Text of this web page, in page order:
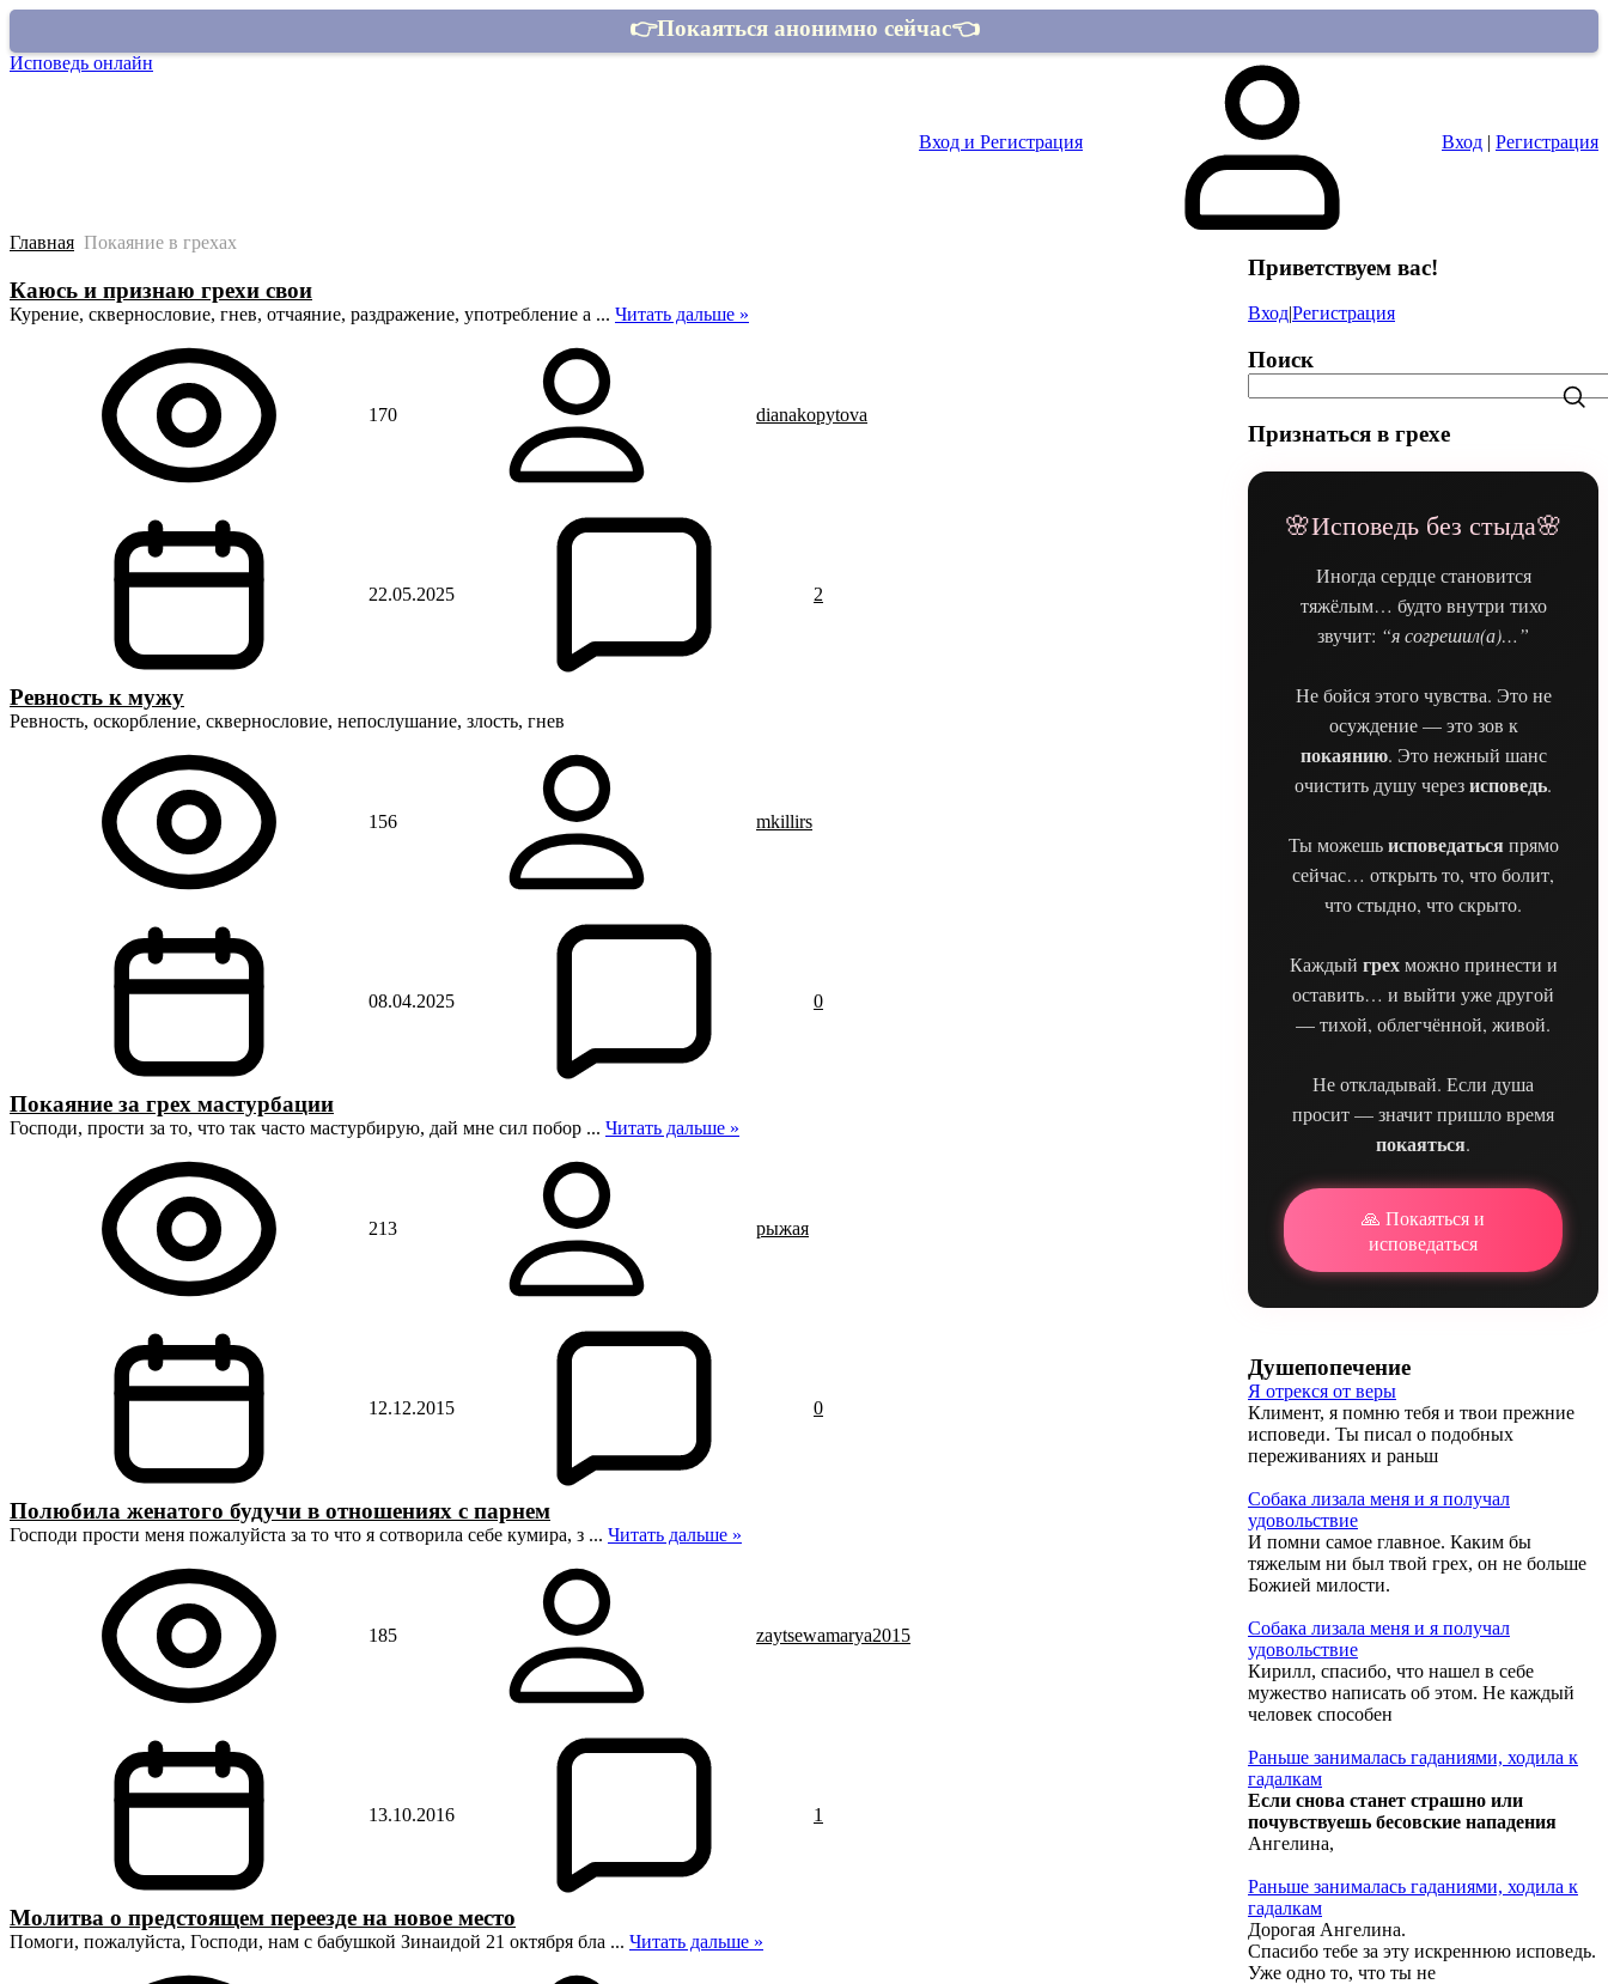
👉Покаяться анонимно сейчас👈
Исповедь онлайн
Вход и Регистрация Вход | Регистрация
Главная Покаяние в грехах
Каюсь и признаю грехи свои
Курение, сквернословие, гнев, отчаяние, раздражение, употребление а ... Читать дальше »
170 dianakopytova
22.05.2025 2
Ревность к мужу
Ревность, оскорбление, сквернословие, непослушание, злость, гнев
156 mkillirs
08.04.2025 0
Покаяние за грех мастурбации
Господи, прости за то, что так часто мастурбирую, дай мне сил побор ... Читать дальше »
213 рыжая
12.12.2015 0
Полюбила женатого будучи в отношениях с парнем
Господи прости меня пожалуйста за то что я сотворила себе кумира, з ... Читать дальше »
185 zaytsewamarya2015
13.10.2016 1
Молитва о предстоящем переезде на новое место
Помоги, пожалуйста, Господи, нам с бабушкой Зинаидой 21 октября бла ... Читать дальше »
Приветствуем вас!
Вход|Регистрация
Поиск
Признаться в грехе
🌸Исповедь без стыда🌸
Иногда сердце становится
тяжёлым… будто внутри тихо
звучит: “я согрешил(а)…”
Не бойся этого чувства. Это не
осуждение — это зов к
покаянию. Это нежный шанс
очистить душу черезисповедь.
Ты можешьисповедатьсяпрямо
сейчас… открыть то, что болит,
что стыдно, что скрыто.
Каждый грехможно принести и
оставить… и выйти уже другой
— тихой, облегчённой, живой.
Не откладывай. Если душа
просит — значит пришло время
покаяться.
🙏 Покаяться и
исповедаться
Душепопечение
Я отрекся от веры
Климент, я помню тебя и твои прежние
исповеди. Ты писал о подобных
переживаниях и раньш
Собака лизала меня и я получал
удовольствие
И помни самое главное. Каким бы
тяжелым ни был твой грех, он не больше
Божией милости.
Собака лизала меня и я получал
удовольствие
Кирилл, спасибо, что нашел в себе
мужество написать об этом. Не каждый
человек способен
Раньше занималась гаданиями, ходила к
гадалкам
Если снова станет страшно или
почувствуешь бесовские нападения
Ангелина,
Раньше занималась гаданиями, ходила к
гадалкам
Дорогая Ангелина.
Спасибо тебе за эту искреннюю исповедь.
Уже одно то, что ты не